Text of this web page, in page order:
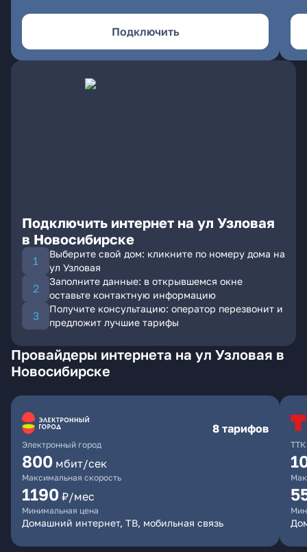
Подключить
Подключить интернет на ул Узловая
в Новосибирске
Выберите свой дом: кликните по номеру дома на
ул Узловая
Заполните данные: в открывшемся окне
оставьте контактную информацию
Получите консультацию: оператор перезвонит и
предложит лучшие тарифы
Провайдеры интернета на ул Узловая в
Новосибирске
Электронный город
8 тарифов
800 мбит/сек
Максимальная скорость
1190 ₽/мес
Минимальная цена
Домашний интернет, ТВ, мобильная связь
ТТК